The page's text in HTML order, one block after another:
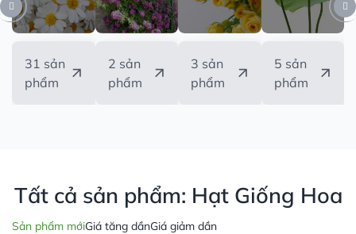
31 sản
phẩm
2 sản
phẩm
3 sản
phẩm
5 sản
phẩm
Tất cả sản phẩm: Hạt Giống Hoa
Sản phẩm mớiGiá tăng dầnGiá giảm dần